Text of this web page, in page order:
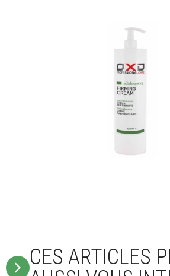
CES ARTICLES